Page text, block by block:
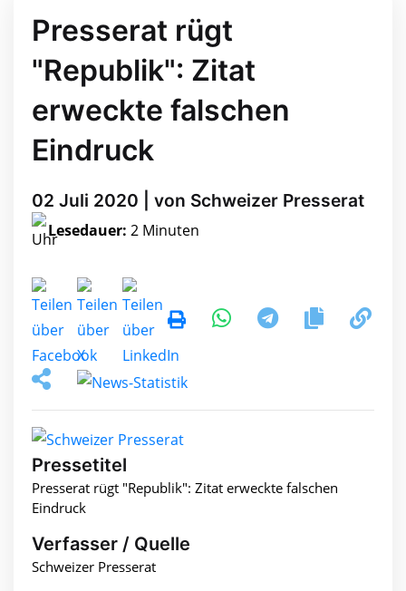
Presserat rügt
"Republik": Zitat
erweckte falschen
Eindruck
02 Juli 2020 | von Schweizer Presserat
Lesedauer: 2 Minuten
Pressetitel
Presserat rügt "Republik": Zitat erweckte falschen
Eindruck
Verfasser / Quelle
Schweizer Presserat